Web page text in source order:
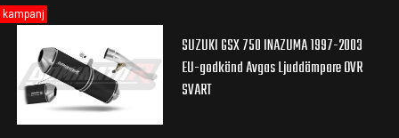
SUZUKI GSX 750 INAZUMA 1997-2003
EU-godkänd Avgas Ljuddämpare OVR
SVART
kampanj